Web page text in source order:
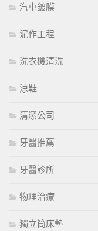
汽車鍍膜
泥作工程
洗衣機清洗
涼鞋
清潔公司
牙醫推薦
牙醫診所
物理治療
獨立筒床墊